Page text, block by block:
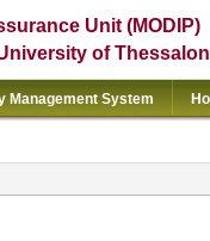
Unit (MODIP)
of
Management System